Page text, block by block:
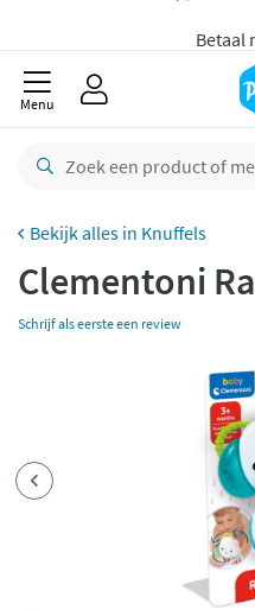
23.59u
Gratis
Betaal
Menu
Knuffels
Clementoni
Schrijf als eerste een review